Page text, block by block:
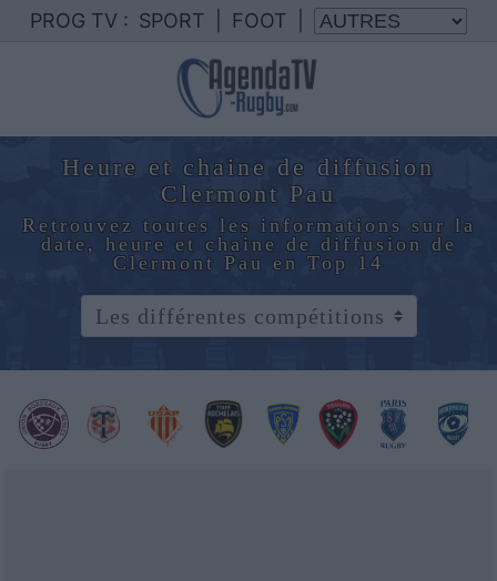
PROG TV : SPORT FOOT
Heure et chaine de diffusion
Clermont Pau
Retrouvez toutes les informations sur la
date, heure et chaine de diffusion de
Clermont Pau en Top 14